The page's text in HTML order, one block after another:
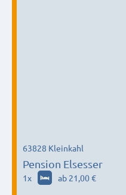
Pension Elsesser
63828 Kleinkahl
1x ab 21,00 €